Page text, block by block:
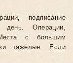
подписание
Операции,
с большим
тяжёлые. Если